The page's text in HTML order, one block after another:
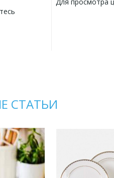
Для просмотра
СТАТЬИ